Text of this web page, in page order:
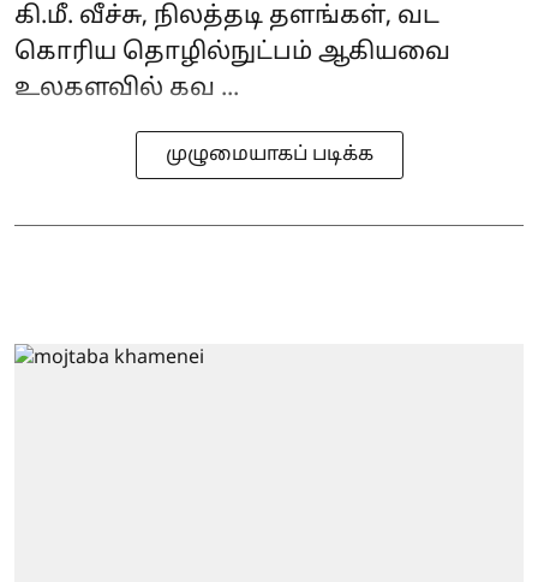
கி.மீ. வீச்சு, நிலத்தடி தளங்கள், வட
கொரிய தொழில்நுட்பம் ஆகியவை
உலகளவில் கவ ...
முழுமையாகப் படிக்க